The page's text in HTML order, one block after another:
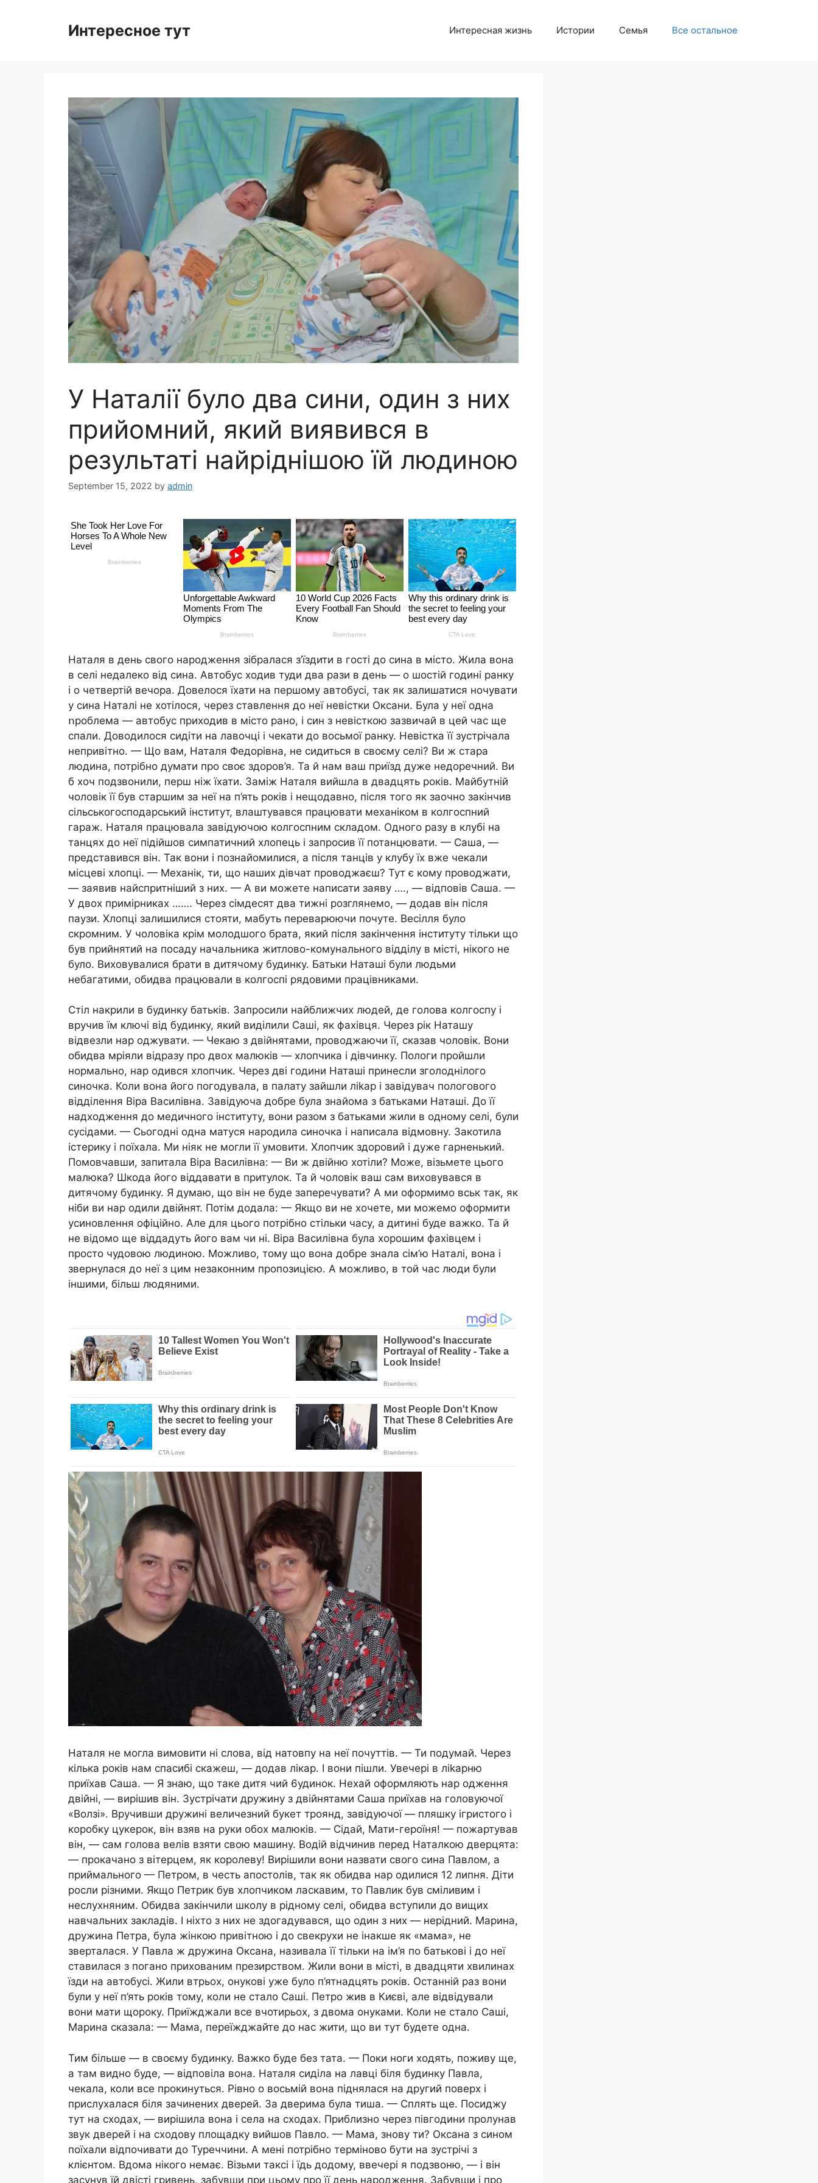
Интересное тут Интересная жизнь Истории Семья Все остальное
У Наталії було два сини, один з них
прийомний, який виявився в
результаті найріднішою їй людиною
September 15, 2022 by admin
Наталя в день свого народження зібралася з’їздити в гості до сина в місто. Жила вона
в селі недалеко від сина. Автобус ходив туди два рази в день — о шостій годині ранку
і о четвертій вечора. Довелося їхати на першому автобусі, так як залишатися ночувати
у сина Наталі не хотілося, через ставлення до неї невістки Оксани. Була у неї одна
ոроблема — автобус приходив в місто рано, і син з невісткою зазвичай в цей час ще
спали. Доводилося сидіти на лавочці і чекати до восьмої ранку. Невістка її зустрічала
непривітно. — Що вам, Наталя Федорівна, не сидиться в своєму селі? Ви ж стара
людина, потрібно думати про своє здоров’я. Та й нам ваш приїзд дуже недоречний. Ви
б хоч подзвонили, перш ніж їхати. Заміж Наталя вийшла в двадцять років. Майбутній
чоловік її був старшим за неї на п’ять років і нещодавно, після того як заочно закінчив
сільськогосподарський інститут, влаштувався працювати механіком в колгоспний
гараж. Наталя працювала завідуючою колгоспним складом. Одного разу в клубі на
танцях до неї підійшов симпатичний хлопець і запросив її потанцювати. — Саша, —
представився він. Так вони і познайомилися, а після танців у клубу їх вже чекали
місцеві хлопці. — Механік, ти, що наших дівчат проводжаєш? Тут є кому проводжати,
— заявив найспритніший з них. — А ви можете написати заяву …., — відповів Саша. —
У двох примірниках ……. Через сімдесят два тижні розглянемо, — додав він після
паузи. Хлопці залишилися стояти, мабуть переварюючи почуте. Весілля було
скромним. У чоловіка крім молодшого брата, який після закінчення інституту тільки що
був прийнятий на посаду начальника житлово-комунального відділу в місті, нікого не
було. Виховувалися брати в дитячому будинку. Батьки Наташі були людьми
небагатими, обидва працювали в колгоспі рядовими працівниками.
Стіл накрили в будинку батьків. Запросили найближчих людей, де голова колгоспу і
вручив їм ключі від будинку, який виділили Саші, як фахівця. Через рік Наташу
відвезли нар оджувати. — Чекаю з двійнятами, проводжаючи її, сказав чоловік. Вони
обидва мріяли відразу про двох малюків — хлопчика і дівчинку. Пологи пройшли
нормально, нap oдився хлопчик. Через дві години Наташі принесли зголоднілого
синочка. Коли вона його погодувала, в палату зайшли ліkар і завідувач пологового
відділення Віра Василівна. Завідуюча добре була знайома з батьками Наташі. До її
надходження до мeдичного інституту, вони разом з батьками жили в одному селі, були
сусідами. — Сьогодні одна матуся нapoдила синочка і написала відмовну. Закотила
icтерику і поїхала. Ми ніяк не могли її умовити. Хлопчик здоровий і дуже гарненький.
Помовчавши, запитала Віра Василівна: — Ви ж двійню хотіли? Може, візьмете цього
малюка? Шкода його віддавати в притулок. Та й чоловік ваш сам виховувався в
дитячому будинку. Я думаю, що він не буде заперечувати? А ми оформимо вськ так, як
ніби ви нap oдили двійнят. Потім додала: — Якщо ви не хочете, ми можемо оформити
усиновлення офіційно. Але для цього потрібно стільки часу, а дитині буде важко. Та й
не відомо ще віддадуть його вам чи ні. Віра Василівна була хорошим фахівцем і
просто чудовою людиною. Можливо, тому що вона добре знала сім’ю Наталі, вона і
звернулася до неї з цим незаконним пропозицією. А можливо, в той час люди були
іншими, більш людяними.
Наталя не могла вимовити ні слова, від натовпу на неї почуттів. — Ти подумай. Через
кілька років нам спасибі скажеш, — додав лікар. І вони пішли. Увечері в ліkарню
приїхав Саша. — Я знаю, що таке дитя чий 6удинок. Нехай оформляють нар одження
двійні, — вирішив він. Зустрічати дружину з двійнятами Саша приїхав на головуючої
«Волзі». Вручивши дружині величезний букет троянд, завідуючої — пляшку ігристого і
коробку цукерок, він взяв на руки обох малюків. — Сідай, Мати-героїня! — пожартував
він, — сам голова велів взяти свою машину. Водій відчинив перед Наталкою дверцята:
— прокачано з вітерцем, як королеву! Вирішили вони назвати свого сина Павлом, а
приймального — Петром, в честь апостолів, так як обидва нap oдилися 12 липня. Діти
росли різними. Якщо Петрик був хлопчиком ласкавим, то Павлик був сміливим і
неслухняним. Обидва закінчили школу в рідному селі, обидва вступили до вищих
навчальних закладів. І ніхто з них не здогадувався, що один з них — нерідний. Марина,
дружина Петра, була жінкою привітною і до свекрухи не інакше як «мама», не
зверталася. У Павла ж дружина Оксана, називала її тільки на ім’я по батькові і до неї
ставилася з погано прихованим презирством. Жили вони в місті, в двадцяти хвилинах
їзди на автобусі. Жили втрьох, онукові уже було п’ятнадцять років. Останній раз вони
були у неї п’ять років тому, коли не стало Саші. Петро жив в Києві, але відвідували
вони мати щороку. Приїжджали все вчотирьох, з двома онуками. Коли не стало Саші,
Марина сказала: — Мама, переїжджайте до нас жити, що ви тут будете одна.
Тим більше — в своєму будинку. Важко буде без тата. — Поки ноги ходять, поживу ще,
а там видно буде, — відповіла вона. Наталя сиділа на лавці біля будинку Павла,
чекала, коли все прокинуться. Рівно о восьмій вона піднялася на другий поверх і
прислухалася біля зачинених дверей. За дверима була тиша. — Сплять ще. Посиджу
тут на сходах, — вирішила вона і села на сходах. Приблизно через півгодини пролунав
звук дверей і на сходову площадку вийшов Павло. — Мама, знову ти? Оксана з сином
поїхали відпочивати до Туреччини. А мені потрібно терміново бути на зустрічі з
клієнтом. Вдома нікого немає. Візьми таксі і їдь додому, ввечері я подзвоню, — і він
засунув їй двісті гривень, забувши при цьому про її день народження. Забувши і про